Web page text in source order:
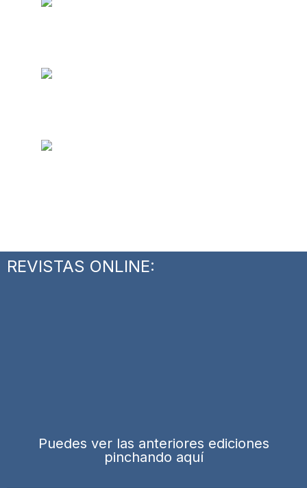
REVISTAS ONLINE:
Puedes ver las anteriores ediciones
pinchando aquí